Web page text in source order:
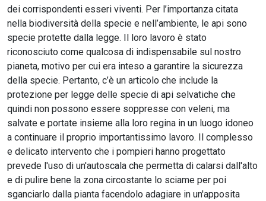
dei corrispondenti esseri viventi. Per l’importanza citata
nella biodiversità della specie e nell’ambiente, le api sono
specie protette dalla legge. Il loro lavoro è stato
riconosciuto come qualcosa di indispensabile sul nostro
pianeta, motivo per cui era inteso a garantire la sicurezza
della specie. Pertanto, c’è un articolo che include la
protezione per legge delle specie di api selvatiche che
quindi non possono essere soppresse con veleni, ma
salvate e portate insieme alla loro regina in un luogo idoneo
a continuare il proprio importantissimo lavoro. Il complesso
e delicato intervento che i pompieri hanno progettato
prevede l'uso di un'autoscala che permetta di calarsi dall'alto
e di pulire bene la zona circostante lo sciame per poi
sganciarlo dalla pianta facendolo adagiare in un'apposita